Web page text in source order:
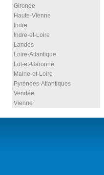
Gironde
Haute-Vienne
Indre
Indre-et-Loire
Landes
Loire-Atlantique
Lot-et-Garonne
Maine-et-Loire
Pyrénées-Atlantiques
Vendée
Vienne